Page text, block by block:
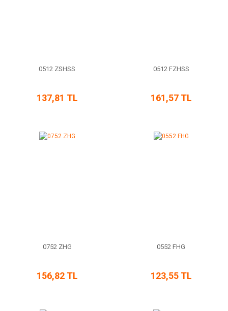
0512 ZSHSS
137,81 TL
0512 FZHSS
161,57 TL
0752 ZHG
156,82 TL
0552 FHG
123,55 TL